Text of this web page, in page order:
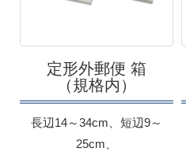
定形外郵便 箱
（規格内）
長辺14～34cm、短辺9～
25cm、